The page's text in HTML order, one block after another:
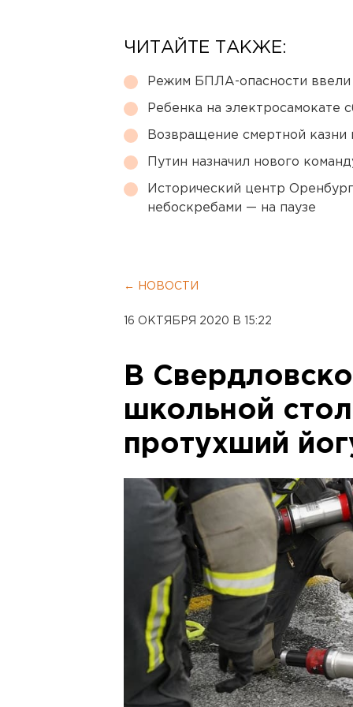
ЧИТАЙТЕ ТАКЖЕ:
Режим БПЛА-опасности
Ребенка на электросамокате
Возвращение смертной
Путин назначил нового
Исторический центр
небоскребами — на паузе
← НОВОСТИ
16 ОКТЯБРЯ 2020 В 15:22
В
школьной
протухший